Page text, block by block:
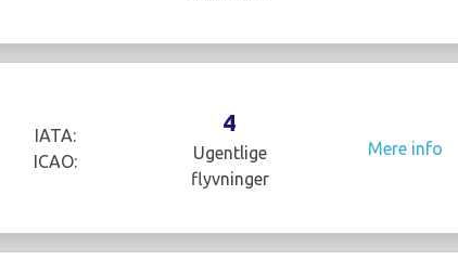
IATA:
ICAO:
4
Ugentlige
flyvninger
Mere info